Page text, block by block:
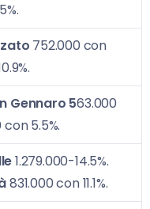
752.000 con
Gennaro 563.000
5.5%.
1.279.000-14.5%.
831.000 con 11.1%.